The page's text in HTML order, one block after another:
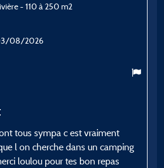
- 110 à 250 m2
08/2026
tous sympa c est vraiment
l on cherche dans un camping
loulou pour tes bon repas